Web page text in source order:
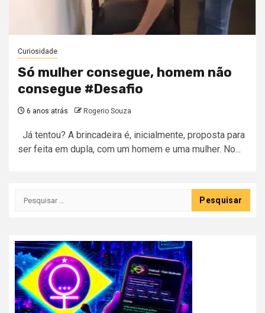
Curiosidade
Só mulher consegue, homem não
consegue #Desafio
6 anos atrás Rogerio Souza
Já tentou? A brincadeira é, inicialmente, proposta para
ser feita em dupla, com um homem e uma mulher. No...
Pesquisar